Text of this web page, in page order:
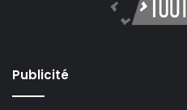
Publicité